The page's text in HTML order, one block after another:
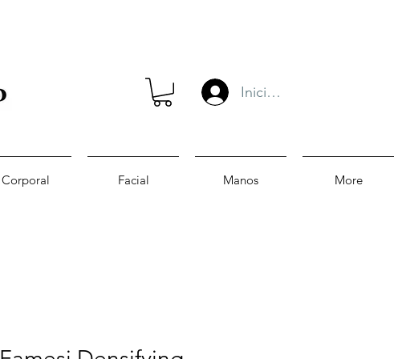
Iniciar sesión
Corporal Facial Manos More